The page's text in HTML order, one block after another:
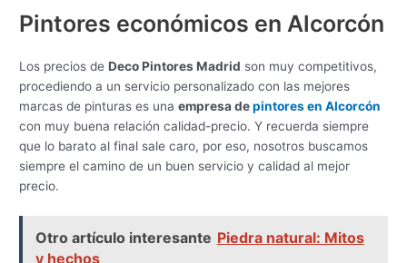
Pintores económicos en Alcorcón
Los precios deDeco Pintores Madrid son muy competitivos,
procediendo a un servicio personalizado con las mejores
marcas de pinturas es unaempresa depintores en Alcorcón
con muy buena relación calidad-precio. Y recuerda siempre
que lo barato al final sale caro, por eso, nosotros buscamos
siempre el camino de un buen servicio y calidad al mejor
precio.
Otro artículo interesante Piedra natural: Mitos
y hechos